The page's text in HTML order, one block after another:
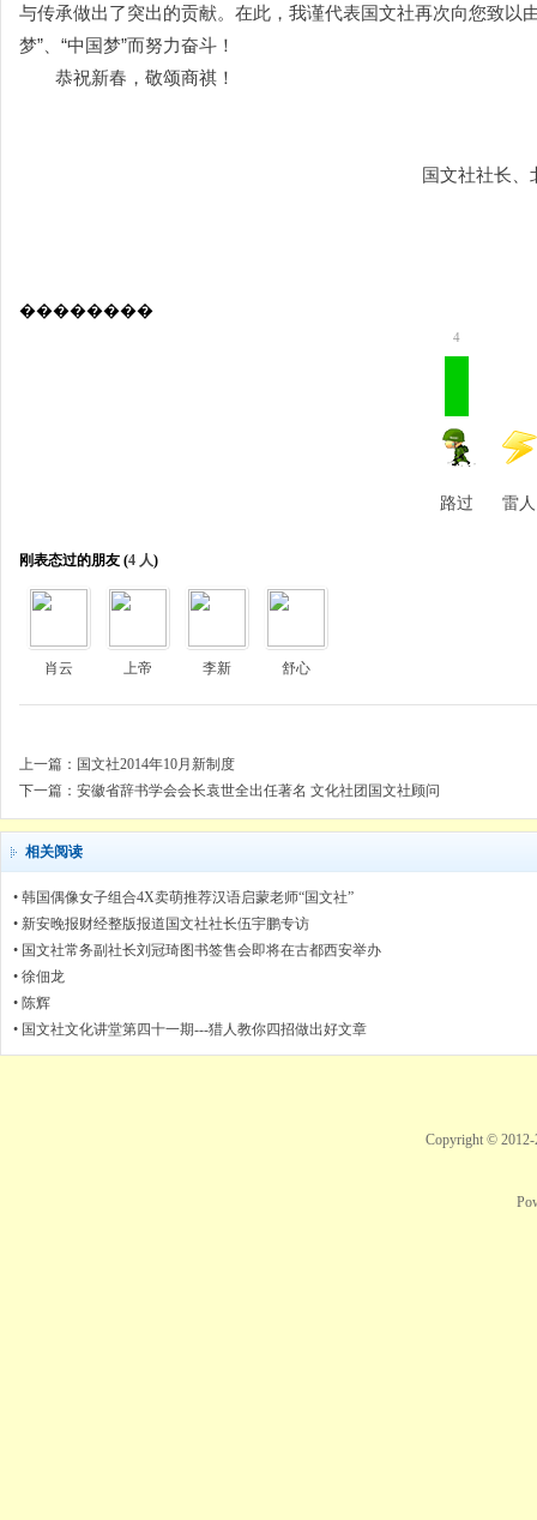
与传承做出了突出的贡献。在此，我谨代表国文社再次向您致
梦” “中国梦”而努力奋斗！
恭祝新春，敬颂商祺！
国文社社长、
��������
4
路过 雷人
刚表态过的朋友 (4 人)
肖云 上帝 李新 舒心
上一篇： 国文社2014年10月新制度
下一篇： 安徽省辞书学会会长袁世全出任著名 文化社团国文社顾问
相关阅读
• 韩国偶像女子组合4X卖萌推荐汉语启蒙老师“国文社”
• 新安晚报财经整版报道国文社社长伍宇鹏专访
• 国文社常务副社长刘冠琦图书签售会即将在古都西安举办
• 徐佃龙
• 陈辉
• 国文社文化讲堂第四十一期---猎人教你四招做出好文章
Copyright ©